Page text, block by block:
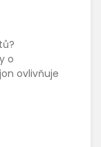
o
ovlivňuje